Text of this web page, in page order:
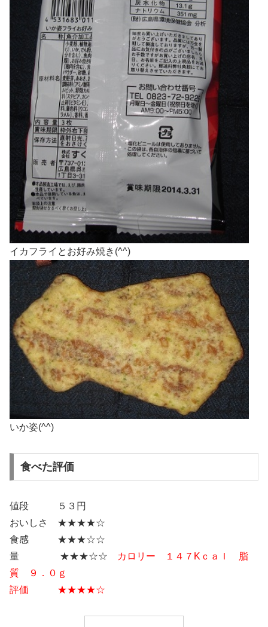
イカフライとお好み焼き(^^)
いか姿(^^)
食べた評価
値段 ５３円
おいしさ ★★★★☆
食感 ★★★☆☆
量 ★★★☆☆
カロリー １４７Kｃａｌ 脂
質 ９．０ｇ
評価 ★★★★☆